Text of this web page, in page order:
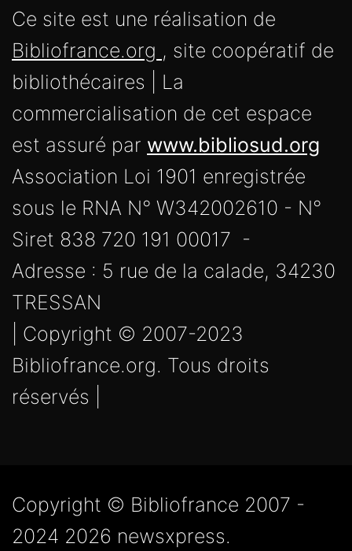
Ce site est une réalisation de
Bibliofrance.org , site coopératif de
bibliothécaires | La
commercialisation de cet espace
est assuré par www.bibliosud.org
Association Loi 1901 enregistrée
sous le RNA N° W342002610 - N°
Siret 838 720 191 00017 -
Adresse : 5 rue de la calade, 34230
TRESSAN
| Copyright © 2007-2023
Bibliofrance.org. Tous droits
réservés |
Copyright © Bibliofrance 2007 -
2024 2026 newsxpress.